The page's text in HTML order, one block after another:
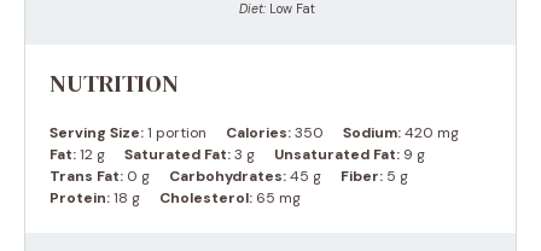
Diet: Low Fat
NUTRITION
Serving Size:1 portion Calories:350 Sodium:420 mg
Fat:12 g Saturated Fat:3 g Unsaturated Fat: 9 g
Trans Fat: 0 g Carbohydrates:45 g Fiber: 5 g
Protein:18 g Cholesterol: 65 mg